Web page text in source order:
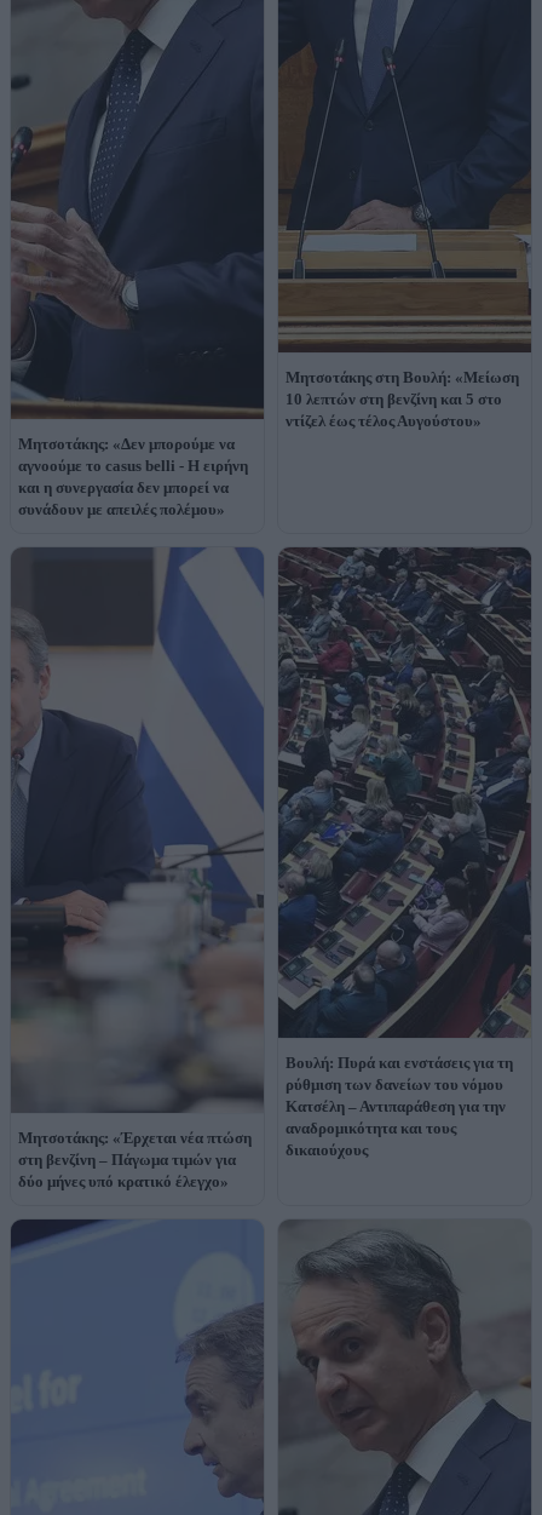
Μητσοτάκης: «Δεν μπορούμε να
αγνοούμε το casus belli - Η ειρήνη
και η συνεργασία δεν μπορεί να
συνάδουν με απειλές πολέμου»
Μητσοτάκης στη Βουλή: «Μείωση
10 λεπτών στη βενζίνη και 5 στο
ντίζελ έως τέλος Αυγούστου»
Μητσοτάκης: «Έρχεται νέα πτώση
στη βενζίνη – Πάγωμα τιμών για
δύο μήνες υπό κρατικό έλεγχο»
Βουλή: Πυρά και ενστάσεις για τη
ρύθμιση των δανείων του νόμου
Κατσέλη – Αντιπαράθεση για την
αναδρομικότητα και τους
δικαιούχους